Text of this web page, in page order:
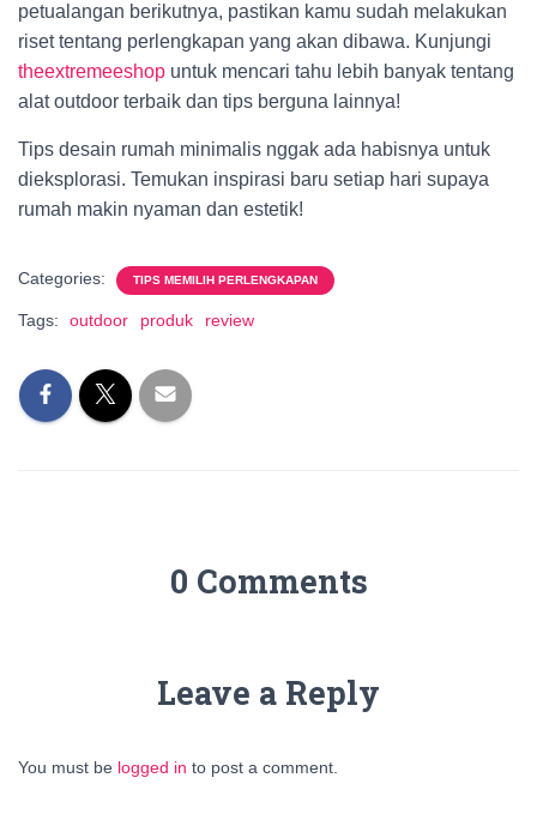
petualangan berikutnya, pastikan kamu sudah melakukan
riset tentang perlengkapan yang akan dibawa. Kunjungi
theextremeeshop untuk mencari tahu lebih banyak tentang
alat outdoor terbaik dan tips berguna lainnya!
Tips desain rumah minimalis nggak ada habisnya untuk
dieksplorasi. Temukan inspirasi baru setiap hari supaya
rumah makin nyaman dan estetik!
Categories: TIPS MEMILIH PERLENGKAPAN
Tags: outdoor produk review
0 Comments
Leave a Reply
You must be logged in to post a comment.